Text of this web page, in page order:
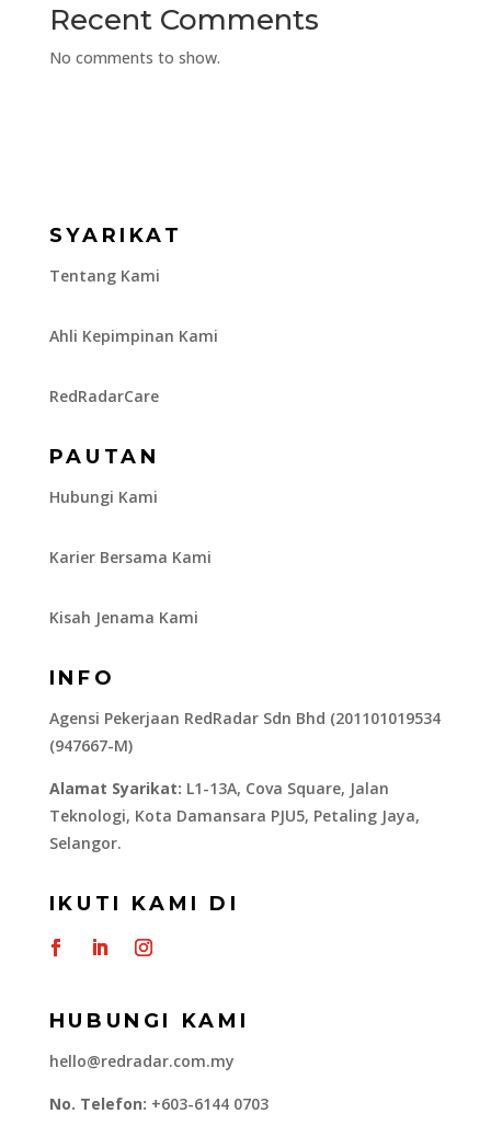
Recent Comments
No comments to show.
SYARIKAT
Tentang Kami
Ahli Kepimpinan Kami
RedRadarCare
PAUTAN
Hubungi Kami
Karier Bersama Kami
Kisah Jenama Kami
INFO
Agensi Pekerjaan RedRadar Sdn Bhd (201101019534
(947667-M)
Alamat Syarikat: L1-13A, Cova Square, Jalan
Teknologi, Kota Damansara PJU5, Petaling Jaya,
Selangor.
IKUTI KAMI DI
HUBUNGI KAMI
hello@redradar.com.my
No. Telefon: +603-6144 0703